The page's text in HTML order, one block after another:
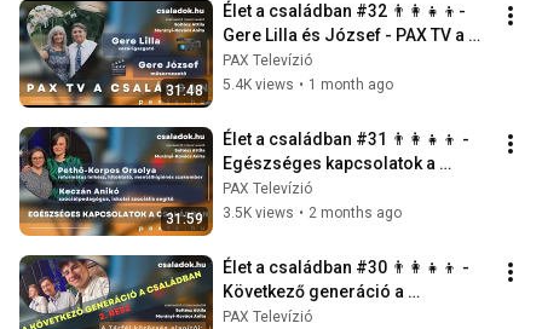
31:48
Élet a családban #32 👨‍👩‍👧‍👦-
Gere Lilla és József - PAX TV a
családban -  A PAX TV TÖRTÉNETE
📺
PAX Televízió
5.4K views • 1 month ago
31:59
Élet a családban #31 👨‍👩‍👧‍👦 -
Egészséges kapcsolatok a
családban
PAX Televízió
3.5K views • 2 months ago
Élet a családban #30 👨‍👩‍👧‍👦 -
Következő generáció a
családban, 2. rész
PAX Televízió